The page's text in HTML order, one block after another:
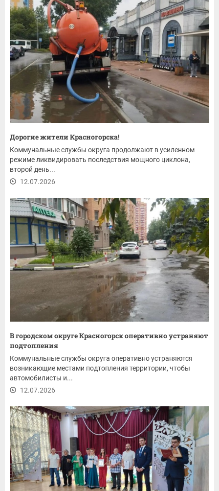
Дорогие жители Красногорска!
Коммунальные службы округа продолжают в усиленном
режиме ликвидировать последствия мощного циклона,
второй день...
12.07.2026
В городском округе Красногорск оперативно устраняют
подтопления
Коммунальные службы округа оперативно устраняются
возникающие местами подтопления территории, чтобы
автомобилисты и...
12.07.2026